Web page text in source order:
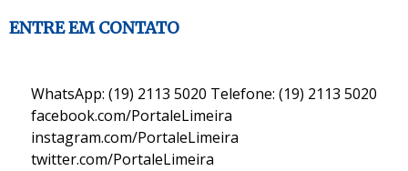
ENTRE EM CONTATO
WhatsApp: (19) 2113 5020 Telefone: (19) 2113 5020
facebook.com/PortaleLimeira
instagram.com/PortaleLimeira
twitter.com/PortaleLimeira